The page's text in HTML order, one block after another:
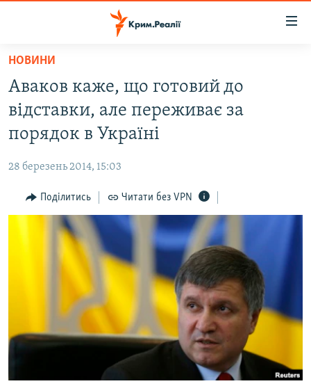
Перейти
основного
матеріалу
до
основної
навігації
Перейти
до
пошуку
БЛОГИ
ПОГЛЯД
ІНТЕРВ'Ю
ВСЕ ЗА ДЕНЬ
СПЕЦПРОЕКТИ
ДЕПОРТАЦІЯ
ВІДЕОУРОКИ «ELIFBE»
УКРАЇНСЬКА ПРОБЛЕМА КРИМУ
ЯК ОБІЙТИ БЛОКУВАННЯ
Русский
НОВИНИ
Аваков каже, що готовий до
відставки, але переживає за
порядок в Україні
28 березень 2014, 15:03
Поділитись Читати без VPN